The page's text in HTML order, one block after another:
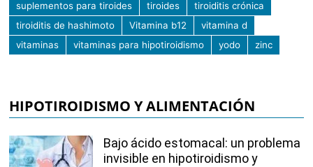
suplementos para tiroides tiroides
tiroiditis crónica
tiroiditis de hashimoto
Vitamina b12
vitamina d
vitaminas
vitaminas para hipotiroidismo yodo zinc
HIPOTIROIDISMO Y ALIMENTACIÓN
Bajo ácido estomacal: un problema
invisible en hipotiroidismo y